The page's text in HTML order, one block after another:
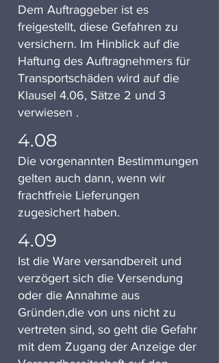
Dem Auftraggeber ist es
freigestellt, diese Gefahren zu
versichern. Im Hinblick auf die
Haftung des Auftragnehmers für
Transportschäden wird auf die
Klausel 4.06, Sätze 2 und 3
verwiesen .
4.08
Die vorgenannten Bestimmungen
gelten auch dann, wenn wir
frachtfreie Lieferungen
zugesichert haben.
4.09
Ist die Ware versandbereit und
verzögert sich die Versendung
oder die Annahme aus
Gründen,die von uns nicht zu
vertreten sind, so geht die Gefahr
mit dem Zugang der Anzeige der